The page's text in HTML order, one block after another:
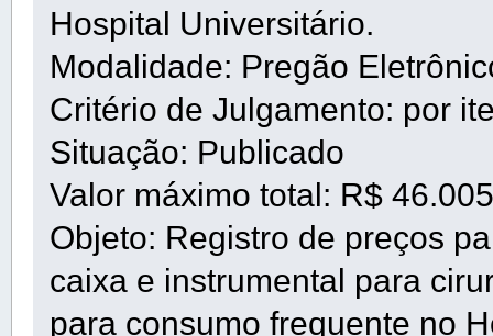
Hospital Universitário.
Modalidade: Pregão
Critério de Julgamento: por
Situação: Publicado
Valor máximo total: R$
Objeto: Registro de preços
caixa e instrumental para
para consumo frequente no